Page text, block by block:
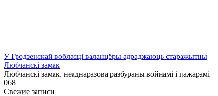
У Гродзенскай вобласці валанцёры адраджаюць старажытны
Любчанскі замак
Любчанскі замак, неаднаразова разбураны войнамі і пажарамі
068
Свежие записи